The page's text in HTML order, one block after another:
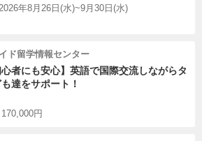
年8月26日(水)~9月30日(水)
ド留学情報センター
心者にも安心】英語で国際交流しながらタ
達をサポート！
170,000円